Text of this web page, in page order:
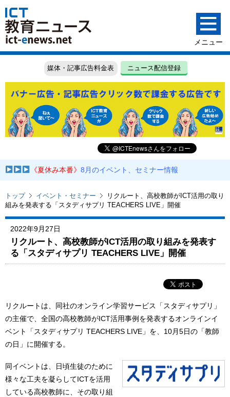
媒体・記事広告料金表 ニュース配信登録
《夏休み本番》8月のイベント、セミナー情報
トップ イベント・セミナー
リクルート、高校教師がICT活用の取り
組みを発表する「スタディサプリ TEACHERS LIVE」開催
2022年9月27日
リクルート、高校教師がICT活用の取り組みを発表す
る「スタディサプリ TEACHERS LIVE」開催
リクルートは、同社のオンライン学習サービス「スタディサプリ」
の主催で、全国の高校教師がICT活用事例を発表するオンラインイ
ベント「スタディサプリ TEACHERS LIVE」を、10月5日の「教師
の日」に開催する。
同イベントは、日頃生徒のために
様々な工夫を凝らしてICTを活用
している高校教師に、その取り組